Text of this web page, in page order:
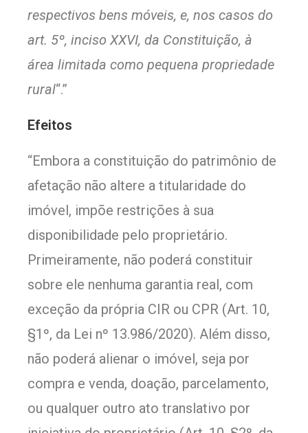
respectivos bens móveis, e, nos casos do
art. 5º, inciso XXVI, da Constituição, à
área limitada como pequena propriedade
rural“.”
Efeitos
“Embora a constituição do patrimônio de
afetação não altere a titularidade do
imóvel, impõe restrições à sua
disponibilidade pelo proprietário.
Primeiramente, não poderá constituir
sobre ele nenhuma garantia real, com
exceção da própria CIR ou CPR (Art. 10,
§1º, da Lei nº 13.986/2020). Além disso,
não poderá alienar o imóvel, seja por
compra e venda, doação, parcelamento,
ou qualquer outro ato translativo por